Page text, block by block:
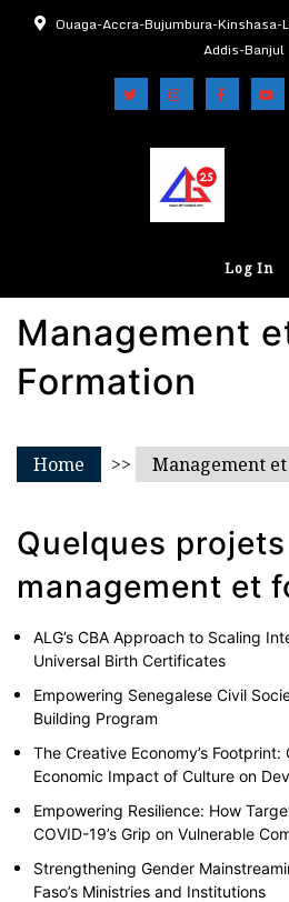
Ouaga-Accra-Bujumbura-Kinshasa-
Addis-Banjul
Log In
Management
Formation
Home >> Management
Quelques
management et
ALG’s CBA Approach to Scaling
Universal Birth Certificates
Empowering Senegalese Civil
Building Program
The Creative Economy’s
Economic Impact of Culture on
Empowering Resilience: How
COVID-19’s Grip on Vulnerable
Strengthening Gender
Faso’s Ministries and Institutions